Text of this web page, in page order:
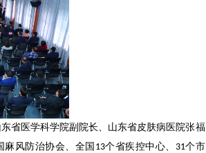
省医学科学院副院长、山东省皮肤病医院张福
风防治协会、全国13个省疾控中心、31个市